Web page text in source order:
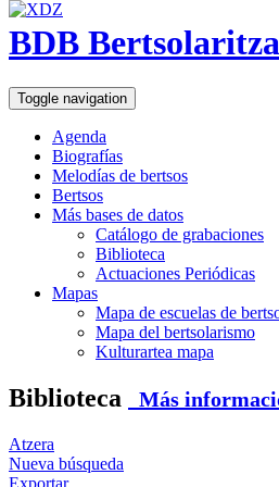
BDB
Toggle navigation
Agenda
Biografías
Melodías de bertsos
Bertsos
Más bases de datos
Catálogo de grabaciones
Biblioteca
Actuaciones Periódicas
Mapas
Mapa de escuelas de
Mapa del bertsolarismo
Kulturartea mapa
Biblioteca Más
Atzera
Nueva búsqueda
Exportar